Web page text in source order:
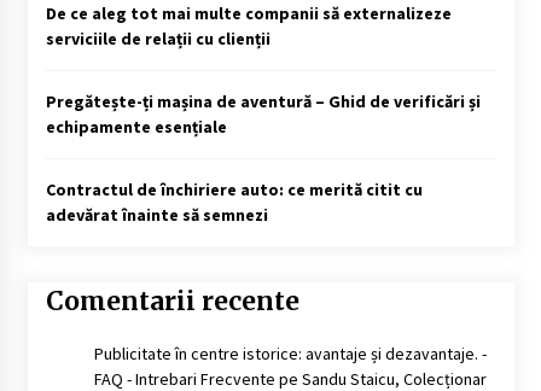
De ce aleg tot mai multe companii să externalizeze
serviciile de relații cu clienții
Pregătește-ți mașina de aventură – Ghid de verificări și
echipamente esențiale
Contractul de închiriere auto: ce merită citit cu
adevărat înainte să semnezi
Comentarii recente
Publicitate în centre istorice: avantaje și dezavantaje. -
FAQ - Intrebari Frecvente pe Sandu Staicu, Colecționar